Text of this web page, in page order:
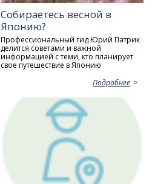
Собираетесь весной в
Японию?
Профессиональный гид Юрий Патрик
делится советами и важной
информацией с теми, кто планирует
свое путешествие в Японию
Подробнее